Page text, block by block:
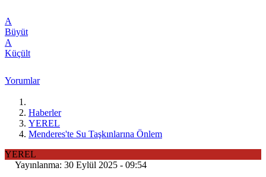
A
Büyüt
A
Küçült
Yorumlar
Haberler
YEREL
Menderes'te Su Taşkınlarına Önlem
YEREL
Yayınlanma: 30 Eylül 2025 - 09:54